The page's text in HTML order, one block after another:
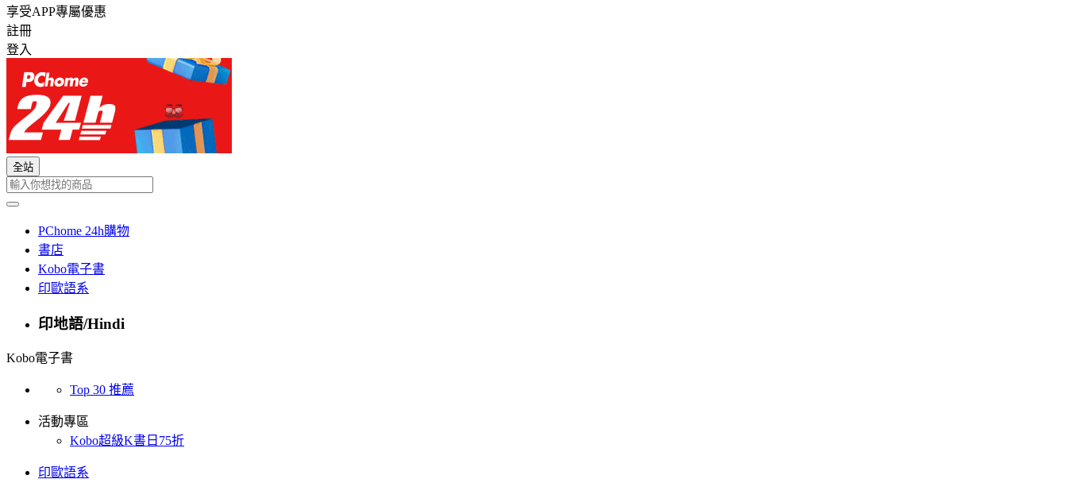
享受APP專屬優惠
註冊
登入
全站
PChome 24h購物
書店
Kobo電子書
印歐語系
印地語/Hindi
Kobo電子書
Top 30 推薦
活動專區
Kobo超級K書日75折
印歐語系